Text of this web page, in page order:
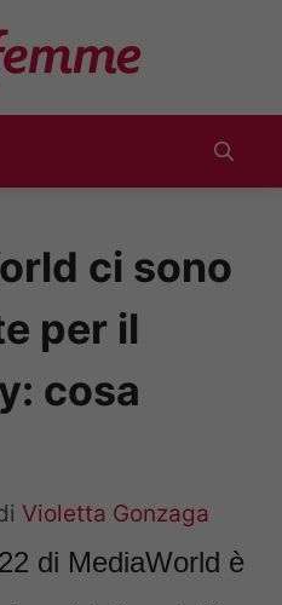
ci sono
per il
cosa
Violetta Gonzaga
di MediaWorld è